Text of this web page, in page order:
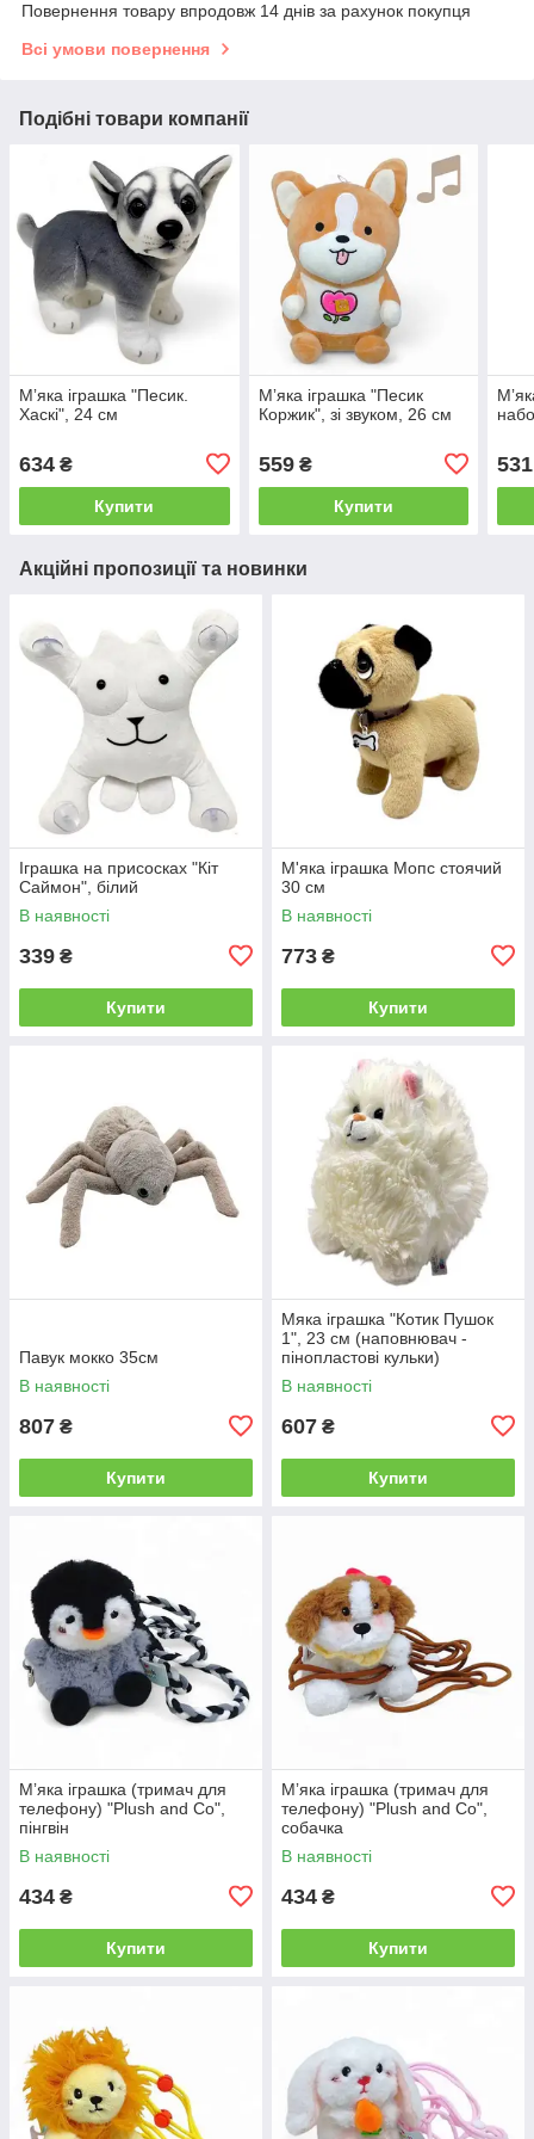
Повернення товару впродовж 14 днів за рахунок покупця
Всі умови повернення
Подібні товари компанії
Мʼяка іграшка "Песик.
Хаскі", 24 см
634 ₴
Купити
Мʼяка іграшка "Песик
Коржик", зі звуком, 26 см
559₴
Купити
531
Акційні пропозиції та новинки
Іграшка на присосках "Кіт
Саймон", білий
В наявності
339 ₴
Купити
М'яка іграшка Мопс стоячий
30 см
В наявності
773 ₴
Купити
Павук мокко 35см
В наявності
807 ₴
Купити
Мяка іграшка "Котик Пушок
1", 23 см (наповнювач -
пінопластові кульки)
В наявності
607 ₴
Купити
Мʼяка іграшка (тримач для
телефону) "Plush and Co",
пінгвін
В наявності
434 ₴
Купити
Мʼяка іграшка (тримач для
телефону) "Plush and Co",
собачка
В наявності
434 ₴
Купити